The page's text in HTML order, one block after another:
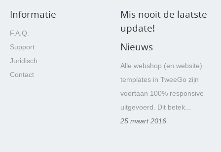
Informatie
F.A.Q.
Support
Juridisch
Contact
Mis nooit de laatste
update!
Nieuws
Alle webshop (en website)
templates in TweeGo zijn
voortaan 100% responsive
uitgevoerd. Dit betek...
25 maart 2016